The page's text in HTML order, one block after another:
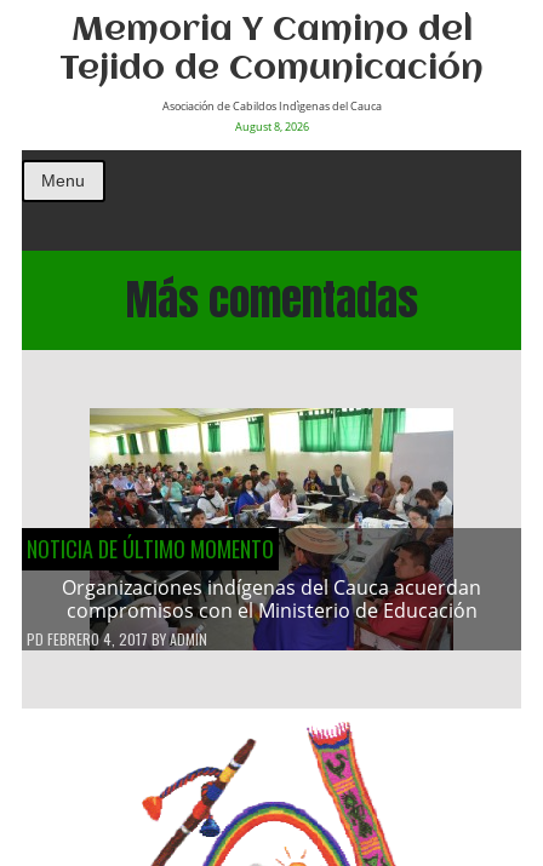
Memoria Y Camino del
Tejido de Comunicación
Asociación de Cabildos Indìgenas del Cauca
August 8, 2026
Menu
Más comentadas
NOTICIA DE ÚLTIMO MOMENTO
Organizaciones indígenas del Cauca acuerdan
compromisos con el Ministerio de Educación
PD FEBRERO 4, 2017 BYADMIN